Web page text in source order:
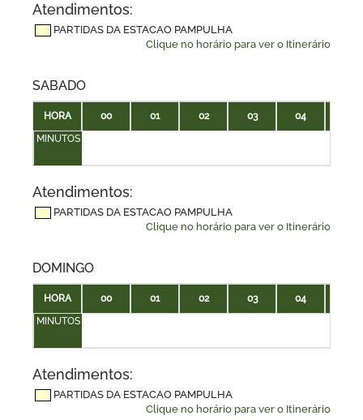
Atendimentos:
PARTIDAS DA ESTACAO PAMPULHA
Clique no horário para ver o Itinerário
SABADO
HORA 00 01 02 03 04
MINUTOS
Atendimentos:
PARTIDAS DA ESTACAO PAMPULHA
Clique no horário para ver o Itinerário
DOMINGO
HORA 00 01 02 03 04
MINUTOS
Atendimentos:
PARTIDAS DA ESTACAO PAMPULHA
Clique no horário para ver o Itinerário